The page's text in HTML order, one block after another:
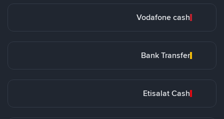
Vodafone cash
Bank Transfer
Etisalat Cash